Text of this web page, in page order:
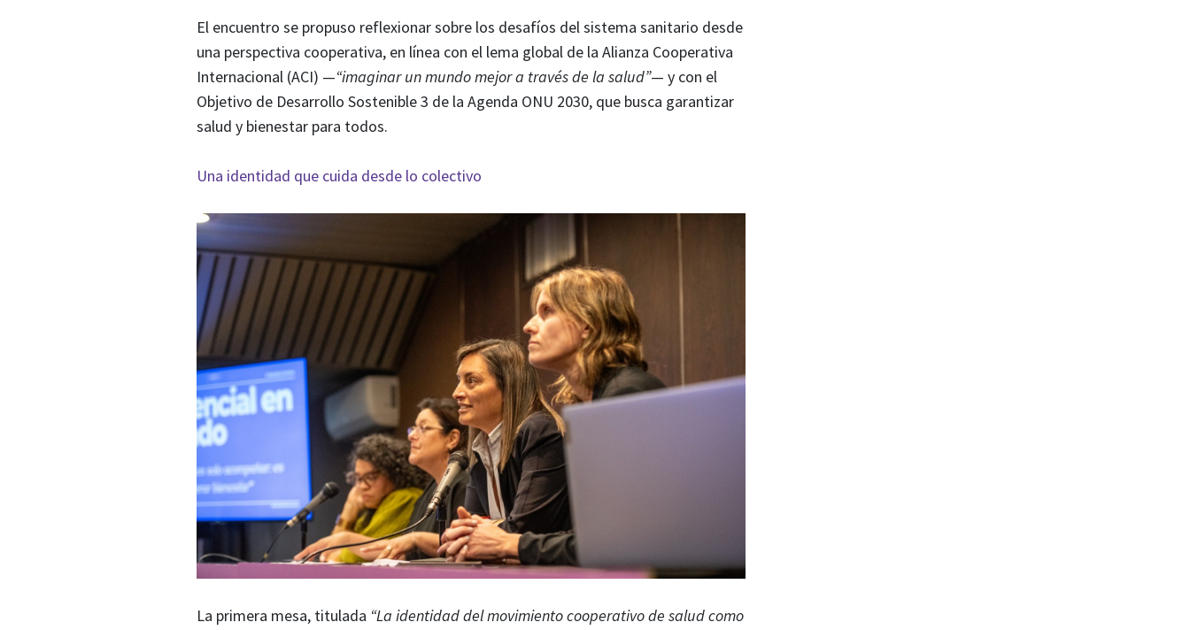
El encuentro se propuso reflexionar sobre los desafíos del sistema sanitario desde
una perspectiva cooperativa, en línea con el lema global de la Alianza Cooperativa
Internacional (ACI) —“imaginar un mundo mejor a través de la salud”— y con el
Objetivo de Desarrollo Sostenible 3 de la Agenda ONU 2030, que busca garantizar
salud y bienestar para todos.
Una identidad que cuida desde lo colectivo
La primera mesa, titulada “La identidad del movimiento cooperativo de salud como